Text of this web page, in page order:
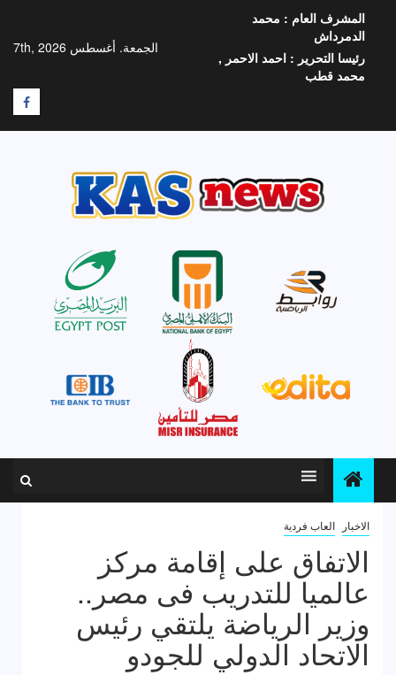
المحتوى
الجمعة. أغسطس 7th, 2026
المشرف العام : محمد
الدمرداش
رئيسا التحرير : احمد الاحمر ,
محمد قطب
F
الاخبار العاب فردية
الاتفاق على إقامة مركز
عالميا للتدريب فى مصر..
وزير الرياضة يلتقي رئيس
الاتحاد الدولي للجودو